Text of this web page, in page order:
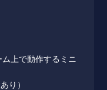
上で動作するミニ
り）